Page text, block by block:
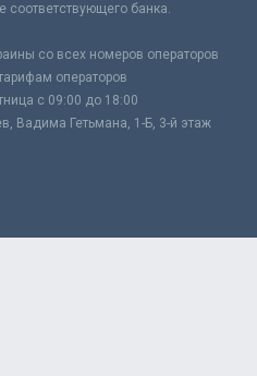
соответствующего банка.
со всех номеров операторов
операторов
с 09:00 до 18:00
Вадима Гетьмана, 1-Б, 3-й этаж